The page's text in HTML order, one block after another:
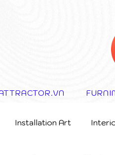
Installation Art